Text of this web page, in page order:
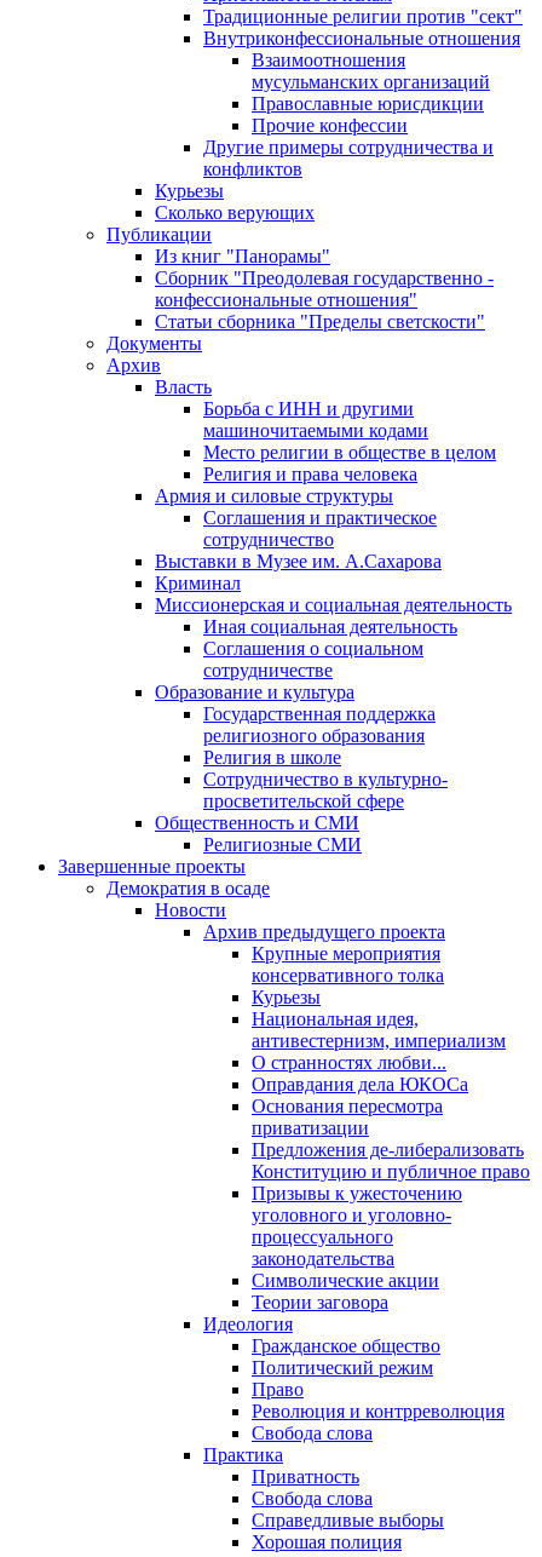
Традиционные религии против "сект"
Внутриконфессиональные отношения
Взаимоотношения
мусульманских организаций
Православные юрисдикции
Прочие конфессии
Другие примеры сотрудничества и
конфликтов
Курьезы
Сколько верующих
Публикации
Из книг "Панорамы"
Сборник "Преодолевая государственно -
конфессиональные отношения"
Статьи сборника "Пределы светскости"
Документы
Архив
Власть
Борьба с ИНН и другими
машиночитаемыми кодами
Место религии в обществе в целом
Религия и права человека
Армия и силовые структуры
Соглашения и практическое
сотрудничество
Выставки в Музее им. А.Сахарова
Криминал
Миссионерская и социальная деятельность
Иная социальная деятельность
Соглашения о социальном
сотрудничестве
Образование и культура
Государственная поддержка
религиозного образования
Религия в школе
Сотрудничество в культурно-
просветительской сфере
Общественность и СМИ
Религиозные СМИ
Завершенные проекты
Демократия в осаде
Новости
Архив предыдущего проекта
Крупные мероприятия
консервативного толка
Курьезы
Национальная идея,
антивестернизм, империализм
О странностях любви...
Оправдания дела ЮКОСа
Основания пересмотра
приватизации
Предложения де-либерализовать
Конституцию и публичное право
Призывы к ужесточению
уголовного и уголовно-
процессуального
законодательства
Символические акции
Теории заговора
Идеология
Гражданское общество
Политический режим
Право
Революция и контрреволюция
Свобода слова
Практика
Приватность
Свобода слова
Справедливые выборы
Хорошая полиция